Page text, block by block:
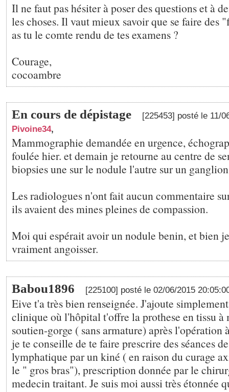
Il ne faut pas hésiter à poser des questions et à
les choses. Il vaut mieux savoir que se faire des
as tu le comte rendu de tes examens ?
Courage,
cocoambre
En cours de dépistage
[225453] posté le 11/
Pivoine34,
Mammographie demandée en urgence,
foulée hier. et demain je retourne au centre de
biopsies une sur le nodule l'autre sur un
Les radiologues n'ont fait aucun commentaire
ils avaient des mines pleines de compassion.
Moi qui espérait avoir un nodule benin, et bien
vraiment angoisser.
Babou1896 [225100] posté le 02/06/2015
Eive t'a très bien renseignée. J'ajoute
clinique où l'hôpital t'offre la prothese en tissu à
soutien-gorge ( sans armature) après l'opération
je te conseille de te faire prescrire des séances
lymphatique par un kiné ( en raison du curage
le " gros bras"), prescription donnée par le
medecin traitant. Je suis moi aussi très étonnée